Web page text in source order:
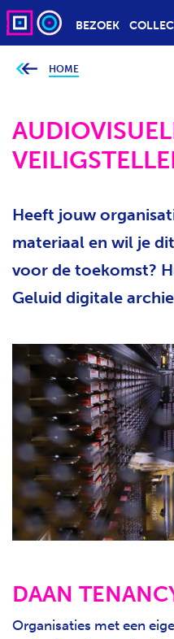
BEZOEK
J
n
d
t
i
e
:
HOME
Heeft jouw
materiaal en wil je
voor de toekomst?
Geluid digitale
DAAN
Organisaties met een